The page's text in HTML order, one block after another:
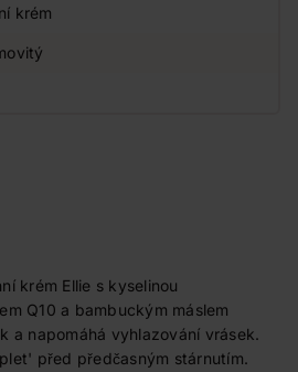
krém
krém Ellie s kyselinou
Q10 a bambuckým máslem
a napomáhá vyhlazování vrásek.
před předčasným stárnutím.